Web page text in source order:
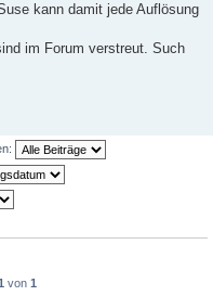
kann damit jede Auflösung
im Forum verstreut. Such
von 1